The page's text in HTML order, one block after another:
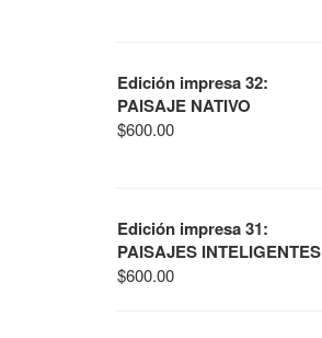
Edición impresa 32:
PAISAJE NATIVO
$600.00
Edición impresa 31:
PAISAJES INTELIGENTES
$600.00